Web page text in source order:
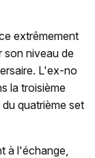
extrêmement
son niveau de
L'ex-no
la troisième
quatrième set
à l'échange,